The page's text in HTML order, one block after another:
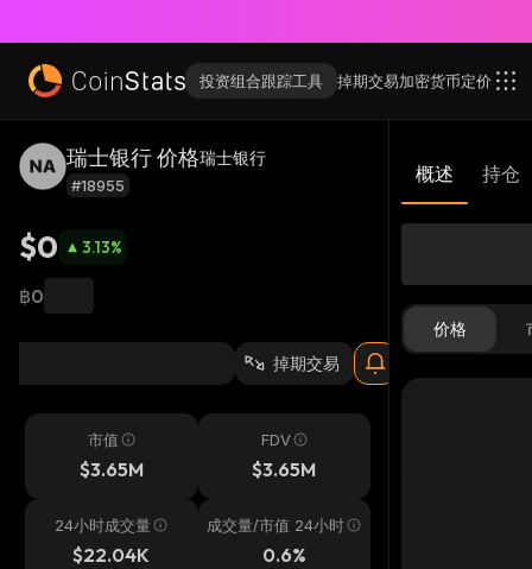
投资组合跟踪工具 掉期交易加密货币定价
瑞士银行 价格瑞士银行
#18955
$0 3.13%
฿0
掉期交易
市值
$3.65M
FDV
$3.65M
24小时成交量
$22.04K
成交量/市值 24小时
0.6%
概述 持仓
价格